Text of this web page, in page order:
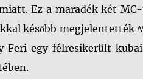
Ez a maradék két
később megjelentették
Feri egy félresikerült